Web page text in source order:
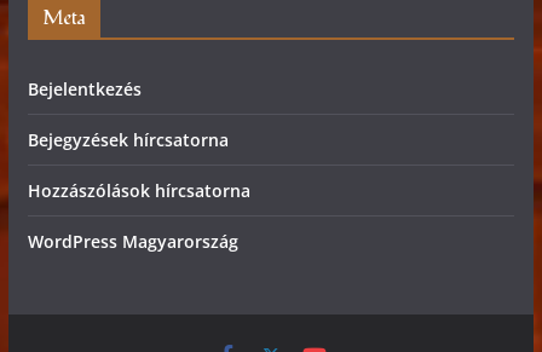
Meta
Bejelentkezés
Bejegyzések hírcsatorna
Hozzászólások hírcsatorna
WordPress Magyarország